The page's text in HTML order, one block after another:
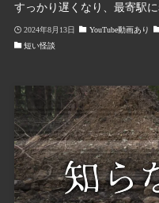
すっかり遅くなり、最寄駅に
2024年8月13日 YouTube動画あり
短い怪談